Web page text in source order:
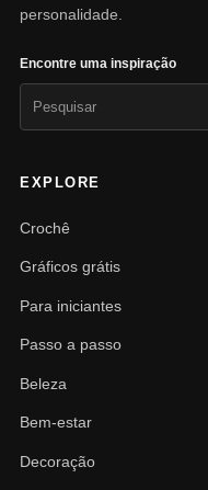
personalidade.
Encontre uma inspiração
EXPLORE
Crochê
Gráficos grátis
Para iniciantes
Passo a passo
Beleza
Bem-estar
Decoração